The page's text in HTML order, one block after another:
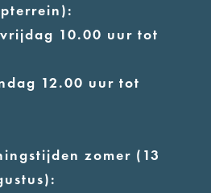
10.00 uur tot
12.00 uur tot
zomer (13